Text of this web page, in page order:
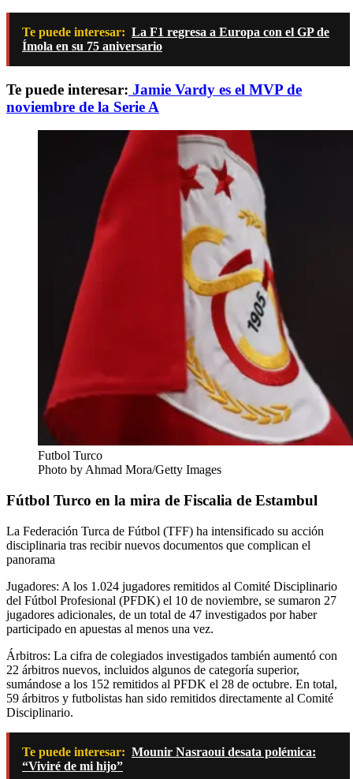
Te puede interesar: La F1 regresa a Europa con el GP de
Ímola en su 75 aniversario
Te puede interesar: Jamie Vardy es el MVP de
noviembre de la Serie A
Futbol Turco
Photo by Ahmad Mora/Getty Images
Fútbol Turco en la mira de Fiscalia de Estambul
La Federación Turca de Fútbol (TFF) ha intensificado su acción
disciplinaria tras recibir nuevos documentos que complican el
panorama
Jugadores: A los 1.024 jugadores remitidos al Comité Disciplinario
del Fútbol Profesional (PFDK) el 10 de noviembre, se sumaron 27
jugadores adicionales, de un total de 47 investigados por haber
participado en apuestas al menos una vez.
Árbitros: La cifra de colegiados investigados también aumentó con
22 árbitros nuevos, incluidos algunos de categoría superior,
sumándose a los 152 remitidos al PFDK el 28 de octubre. En total,
59 árbitros y futbolistas han sido remitidos directamente al Comité
Disciplinario.
Te puede interesar: Mounir Nasraoui desata polémica:
“Viviré de mi hijo”